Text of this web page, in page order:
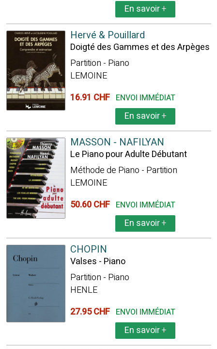
En savoir+
Hervé & Pouillard
Doigté des Gammes et des Arpèges
Partition - Piano
LEMOINE
16.91 CHF ENVOI IMMÉDIAT
En savoir+
MASSON - NAFILYAN
Le Piano pour Adulte Débutant
Méthode de Piano - Partition
LEMOINE
50.60 CHF ENVOI IMMÉDIAT
En savoir+
CHOPIN
Valses - Piano
Partition - Piano
HENLE
27.95 CHF ENVOI IMMÉDIAT
En savoir+